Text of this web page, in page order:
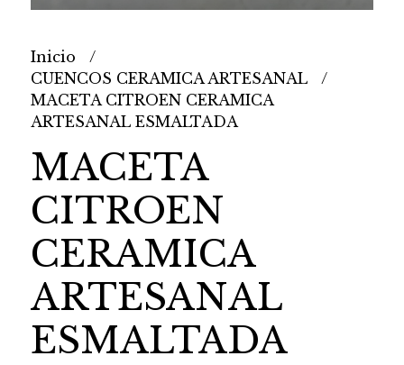
Inicio
CUENCOS CERAMICA ARTESANAL
MACETA CITROEN CERAMICA
ARTESANAL ESMALTADA
MACETA
CITROEN
CERAMICA
ARTESANAL
ESMALTADA